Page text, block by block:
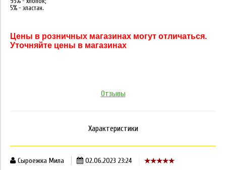
5% - эластан.
Цены в розничных магазинах могут отличаться.
Уточняйте цены в магазинах
Отзывы
Характеристики
Сыроежка Мила 02.06.2023 23:24